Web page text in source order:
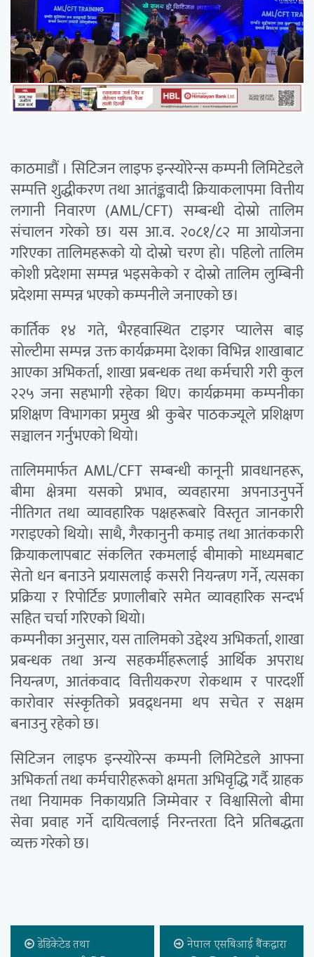
काठमाडौं । सिटिजन लाइफ इन्स्योरेन्स कम्पनी लिमिटेडले
सम्पत्ति शुद्धीकरण तथा आतंङ्कवादी क्रियाकलापमा वित्तीय
लगानी निवारण (AML/CFT) सम्बन्धी दोस्रो तालिम
संचालन गरेको छ। यस आ.व. २०८१/८२ मा आयोजना
गरिएका तालिमहरूको यो दोस्रो चरण हो। पहिलो तालिम
कोशी प्रदेशमा सम्पन्न भइसकेको र दोस्रो तालिम लुम्बिनी
प्रदेशमा सम्पन्न भएको कम्पनीले जनाएको छ।
कार्तिक १४ गते, भैरहवास्थित टाइगर प्यालेस बाइ
सोल्टीमा सम्पन्न उक्त कार्यक्रममा देशका विभिन्न शाखाबाट
आएका अभिकर्ता, शाखा प्रबन्धक तथा कर्मचारी गरी कुल
२२५ जना सहभागी रहेका थिए। कार्यक्रममा कम्पनीका
प्रशिक्षण विभागका प्रमुख श्री कुबेर पाठकज्यूले प्रशिक्षण
सञ्चालन गर्नुभएको थियो।
तालिममार्फत AML/CFT सम्बन्धी कानूनी प्रावधानहरू,
बीमा क्षेत्रमा यसको प्रभाव, व्यवहारमा अपनाउनुपर्ने
नीतिगत तथा व्यावहारिक पक्षहरूबारे विस्तृत जानकारी
गराइएको थियो। साथै, गैरकानुनी कमाइ तथा आतंककारी
क्रियाकलापबाट संकलित रकमलाई बीमाको माध्यमबाट
सेतो धन बनाउने प्रयासलाई कसरी नियन्त्रण गर्ने, त्यसका
प्रक्रिया र रिपोर्टिङ प्रणालीबारे समेत व्यावहारिक सन्दर्भ
सहित चर्चा गरिएको थियो।
कम्पनीका अनुसार, यस तालिमको उद्देश्य अभिकर्ता, शाखा
प्रबन्धक तथा अन्य सहकर्मीहरूलाई आर्थिक अपराध
नियन्त्रण, आतंकवाद वित्तीयकरण रोकथाम र पारदर्शी
कारोवार संस्कृतिको प्रवद्र्धनमा थप सचेत र सक्षम
बनाउनु रहेको छ।
सिटिजन लाइफ इन्स्योरेन्स कम्पनी लिमिटेडले आफ्ना
अभिकर्ता तथा कर्मचारीहरूको क्षमता अभिवृद्धि गर्दै ग्राहक
तथा नियामक निकायप्रति जिम्मेवार र विश्वासिलो बीमा
सेवा प्रवाह गर्ने दायित्वलाई निरन्तरता दिने प्रतिबद्धता
व्यक्त गरेको छ।
डेडिकेटेड तथा
नेपाल एसबिआई बैंकद्वारा